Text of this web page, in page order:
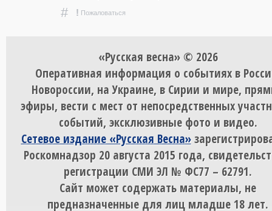
# ! Пожаловаться
«Русская весна» © 2026
Оперативная информация о событиях в
Новороссии, на Украине, в Сирии и мире,
эфиры, вести с мест от непосредственных
событий, эксклюзивные фото и видео.
Сетевое издание «Русская Весна»
Роскомнадзор 20 августа 2015 года,
регистрации СМИ ЭЛ № ФС77 – 62791.
Сайт может содержать материалы, не
предназначенные для лиц младше 18 лет.